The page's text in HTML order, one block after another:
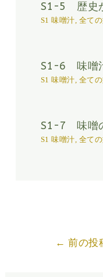
S1-5 歴史
S1 味噌汁, 全て
S1-6 味噌
S1 味噌汁, 全て
S1-7 味噌
S1 味噌汁, 全て
← 前の投